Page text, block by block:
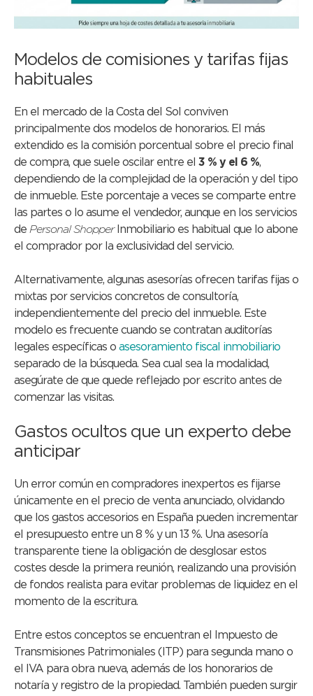
Modelos de comisiones y tarifas fijas
habituales
En el mercado de la Costa del Sol conviven
principalmente dos modelos de honorarios. El más
extendido es la comisión porcentual sobre el precio final
de compra, que suele oscilar entre el 3 % y el 6 %,
dependiendo de la complejidad de la operación y del tipo
de inmueble. Este porcentaje a veces se comparte entre
las partes o lo asume el vendedor, aunque en los servicios
de Personal ShopperInmobiliario es habitual que lo abone
el comprador por la exclusividad del servicio.
Alternativamente, algunas asesorías ofrecen tarifas fijas o
mixtas por servicios concretos de consultoría,
independientemente del precio del inmueble. Este
modelo es frecuente cuando se contratan auditorías
legales específicas o asesoramiento fiscal inmobiliario
separado de la búsqueda. Sea cual sea la modalidad,
asegúrate de que quede reflejado por escrito antes de
comenzar las visitas.
Gastos ocultos que un experto debe
anticipar
Un error común en compradores inexpertos es fijarse
únicamente en el precio de venta anunciado, olvidando
que los gastos accesorios en España pueden incrementar
el presupuesto entre un 8 % y un 13 %. Una asesoría
transparente tiene la obligación de desglosar estos
costes desde la primera reunión, realizando una provisión
de fondos realista para evitar problemas de liquidez en el
momento de la escritura.
Entre estos conceptos se encuentran el Impuesto de
Transmisiones Patrimoniales (ITP) para segunda mano o
el IVA para obra nueva, además de los honorarios de
notaría y registro de la propiedad. También pueden surgir